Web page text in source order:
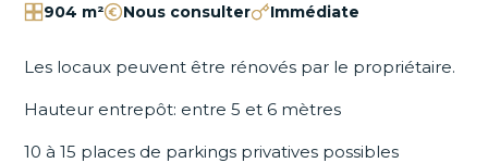
904 m² Nous consulter Immédiate
Les locaux peuvent être rénovés par le propriétaire.
Hauteur entrepôt: entre 5 et 6 mètres
10 à 15 places de parkings privatives possibles